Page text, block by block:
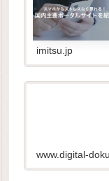
imitsu.jp
www.digital-